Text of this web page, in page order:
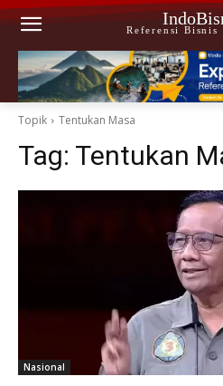
Referensi Bisnis
Topik Tentukan Masa
Tag: Tentukan
Nasional